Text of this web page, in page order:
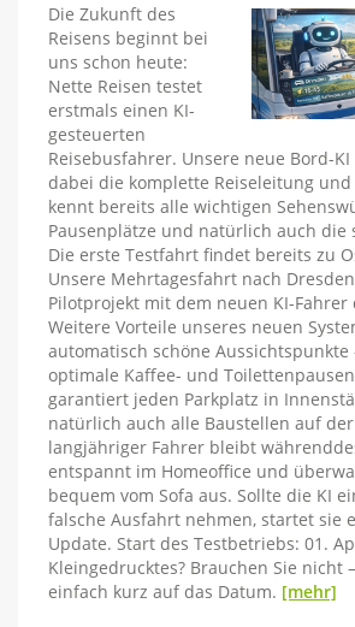
Die Zukunft des
Reisens beginnt bei
uns schon heute:
Nette Reisen testet
erstmals einen KI-
gesteuerten
Reisebusfahrer. Unsere neue Bord-
dabei die komplette Reiseleitung und
kennt bereits alle wichtigen
Pausenplätze und natürlich auch die
Die erste Testfahrt findet bereits zu
Unsere Mehrtagesfahrt nach
Pilotprojekt mit dem neuen KI-
Weitere Vorteile unseres neuen
automatisch schöne
optimale Kaffee- und
garantiert jeden Parkplatz in
natürlich auch alle Baustellen auf
langjähriger Fahrer bleibt
entspannt im Homeoffice und
bequem vom Sofa aus. Sollte die KI
falsche Ausfahrt nehmen, startet sie
Update. Start des Testbetriebs: 01.
Kleingedrucktes? Brauchen Sie nicht
einfach kurz auf das Datum. [mehr]